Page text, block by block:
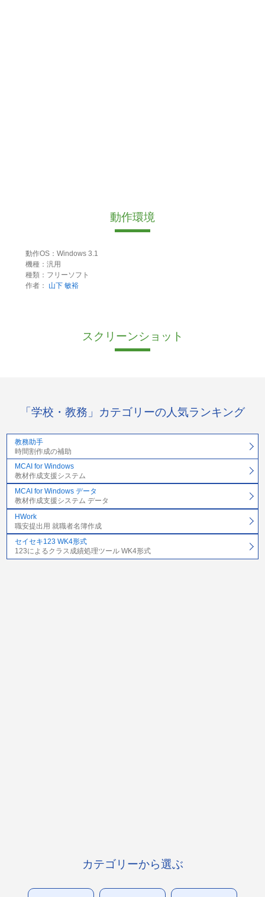
動作環境
動作OS：Windows 3.1
機種：汎用
種類：フリーソフト
作者：
山下 敏裕
スクリーンショット
「学校・教務」カテゴリーの人気ランキング
教務助手
時間割作成の補助
MCAI for Windows
教材作成支援システム
MCAI for Windows データ
教材作成支援システム データ
HWork
職安提出用 就職者名簿作成
セイセキ123 WK4形式
123によるクラス成績処理ツール WK4形式
カテゴリーから選ぶ